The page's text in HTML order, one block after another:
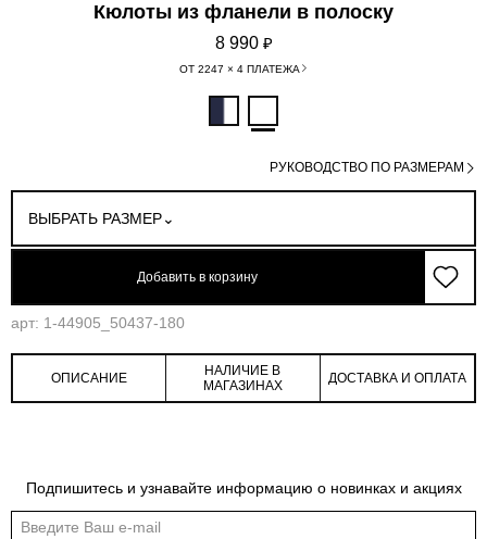
Кюлоты из фланели в полоску
8 990 ₽
ОТ 2247 × 4 ПЛАТЕЖА
ВЫБРАТЬ РАЗМЕР
РУКОВОДСТВО ПО РАЗМЕРАМ
Добавить в корзину
арт: 1-44905_50437-180
Обмеры изделия Таблица размеров
ОПИСАНИЕ
НАЛИЧИЕ В
МАГАЗИНАХ
ДОСТАВКА И ОПЛАТА
Подпишитесь и узнавайте информацию о новинках и акциях